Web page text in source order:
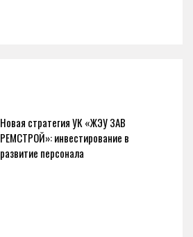
Новая стратегия УК «ЖЭУ ЗАВ
РЕМСТРОЙ»: инвестирование в
развитие персонала